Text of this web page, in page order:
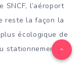
SNCF, l’aéroport
reste la façon la
écologique de
stationnement ni